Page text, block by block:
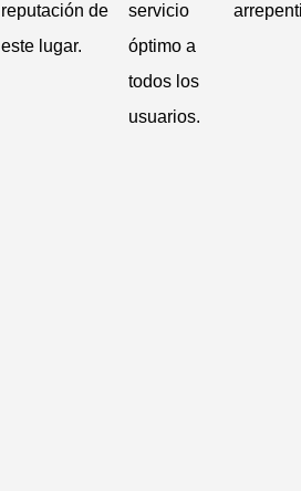
reputación de
este lugar.
servicio
óptimo a
todos los
usuarios.